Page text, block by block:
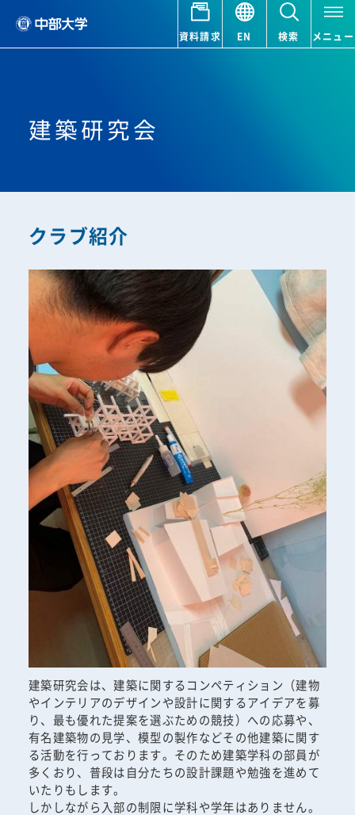
資料請求 EN 検索 メニュー
建築研究会
クラブ紹介
建築研究会は、建築に関するコンペティション（建物
やインテリアのデザインや設計に関するアイデアを募
り、最も優れた提案を選ぶための競技）への応募や、
有名建築物の見学、模型の製作などその他建築に関す
る活動を行っております。そのため建築学科の部員が
多くおり、普段は自分たちの設計課題や勉強を進めて
いたりもします。
しかしながら入部の制限に学科や学年はありません。